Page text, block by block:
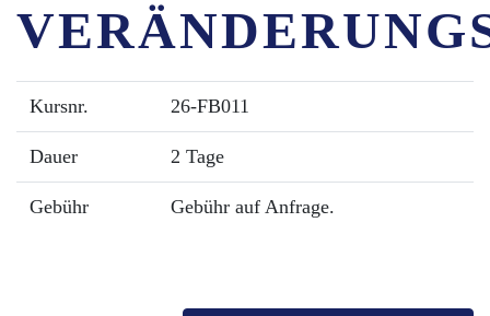
Kursnr. 26-FB011
Dauer 2 Tage
Gebühr Gebühr auf Anfrage.